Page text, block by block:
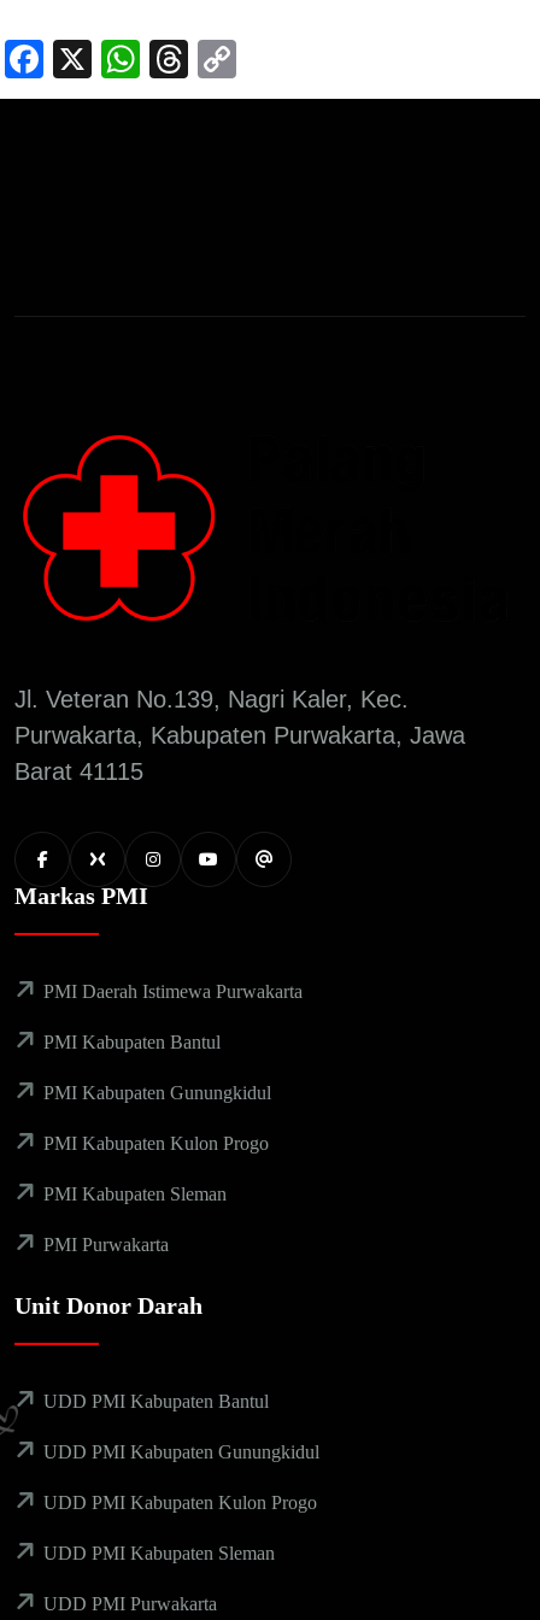
Facebook
X WhatsApp
Threads
Link
Jl. Veteran No.139, Nagri Kaler, Kec.
Purwakarta, Kabupaten Purwakarta, Jawa
Barat 41115
Markas PMI
PMI Daerah Istimewa Purwakarta
PMI Kabupaten Bantul
PMI Kabupaten Gunungkidul
PMI Kabupaten Kulon Progo
PMI Kabupaten Sleman
PMI Purwakarta
Unit Donor Darah
UDD PMI Kabupaten Bantul
UDD PMI Kabupaten Gunungkidul
UDD PMI Kabupaten Kulon Progo
UDD PMI Kabupaten Sleman
UDD PMI Purwakarta